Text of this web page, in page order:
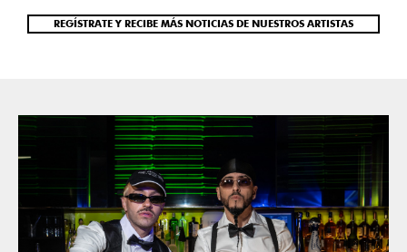
REGÍSTRATE Y RECIBE MÁS NOTICIAS DE NUESTROS ARTISTAS